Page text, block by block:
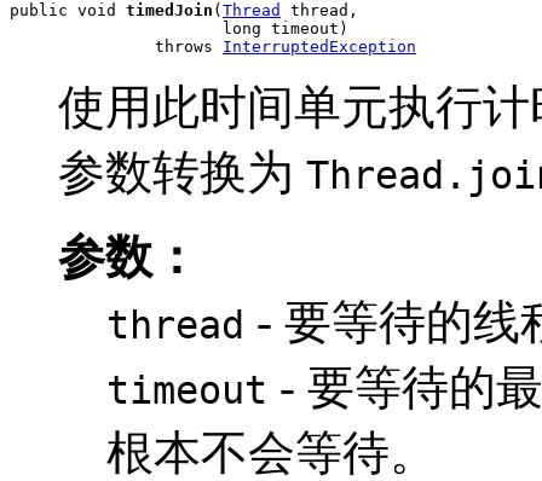
public void timedJoin ( Thread
thread,
                      long timeout)
               throws
InterruptedException
使用此时间单元执行
参数转换为
参数：
thread - 要等待的线
timeout - 要等待的
根本不会等待。